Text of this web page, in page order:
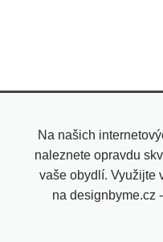
Na našich
naleznete opravdu
vaše obydlí. Využijte
na designbyme.cz